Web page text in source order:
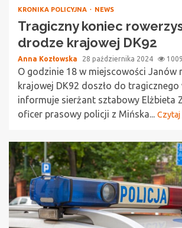
KRONIKA POLICYJNA NEWS
Tragiczny koniec
drodze krajowej DK92
Anna Kozłowska 28 października 2024 1009
O godzinie 18 w miejscowości Janów
krajowej DK92 doszło do tragicznego
informuje sierżant sztabowy Elżbieta
oficer prasowy policji z Mińska... Czytaj